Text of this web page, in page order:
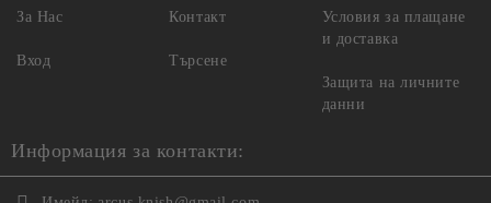
За Нас
Вход
Контакт
Търсене
Условия за плащане
и доставка
Защита на личните
данни
Информация за контакти: